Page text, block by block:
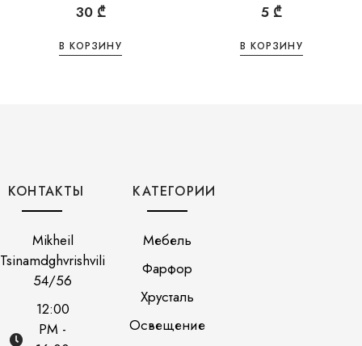
30 ₾
В КОРЗИНУ
5 ₾
В КОРЗИНУ
КОНТАКТЫ
Mikheil
Tsinamdghvrishvili
54/56
12:00
PM -
КАТЕГОРИИ
Мебель
Фарфор
Хрусталь
Освещение